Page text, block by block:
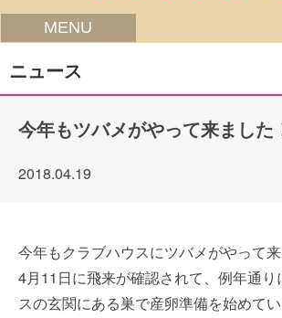
MENU
ニュース
今年もツバメがやって来ました
2018.04.19
今年もクラブハウスにツバメがやって来
4月11日に飛来が確認されて、例年通り
スの玄関にある巣で産卵準備を始めてい